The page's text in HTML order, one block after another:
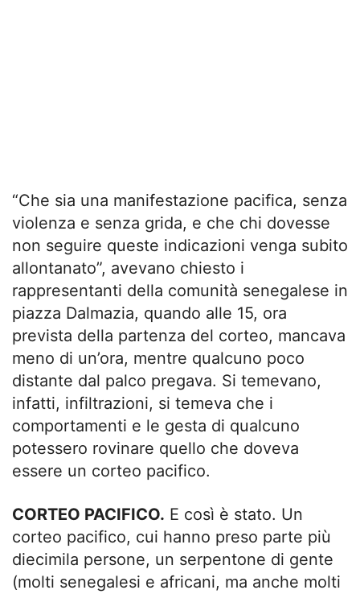
“Che sia una manifestazione pacifica, senza
violenza e senza grida, e che chi dovesse
non seguire queste indicazioni venga subito
allontanato”, avevano chiesto i
rappresentanti della comunità senegalese in
piazza Dalmazia, quando alle 15, ora
prevista della partenza del corteo, mancava
meno di un’ora, mentre qualcuno poco
distante dal palco pregava. Si temevano,
infatti, infiltrazioni, si temeva che i
comportamenti e le gesta di qualcuno
potessero rovinare quello che doveva
essere un corteo pacifico.
CORTEO PACIFICO. E così è stato. Un
corteo pacifico, cui hanno preso parte più
diecimila persone, un serpentone di gente
(molti senegalesi e africani, ma anche molti